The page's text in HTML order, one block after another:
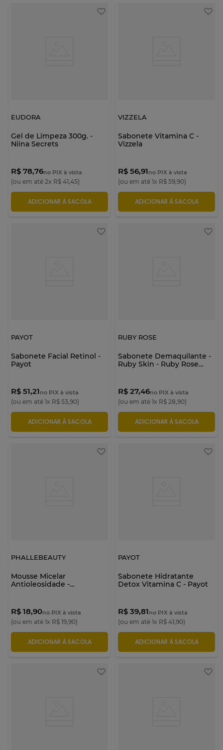
EUDORA
Gel de Limpeza 300g. -
Niina Secrets
R$ 78,76no PIX à vista
(ou em até 2x R$ 41,45)
ADICIONAR À SACOLA
VIZZELA
Sabonete Vitamina C -
Vizzela
R$ 56,91no PIX à vista
(ou em até 1x R$ 59,90)
ADICIONAR À SACOLA
PAYOT
Sabonete Facial Retinol -
Payot
R$ 51,21no PIX à vista
(ou em até 1x R$ 53,90)
ADICIONAR À SACOLA
RUBY ROSE
Sabonete Demaquilante -
Ruby Skin - Ruby Rose
R$ 27,46no PIX à vista
(ou em até 1x R$ 28,90)
ADICIONAR À SACOLA
PHALLEBEAUTY
Mousse Micelar
Antioleosidade -
R$ 18,90no PIX à vista
(ou em até 1x R$ 19,90)
ADICIONAR À SACOLA
PAYOT
Sabonete Hidratante
Detox Vitamina C - Payot
R$ 39,81no PIX à vista
(ou em até 1x R$ 41,90)
ADICIONAR À SACOLA